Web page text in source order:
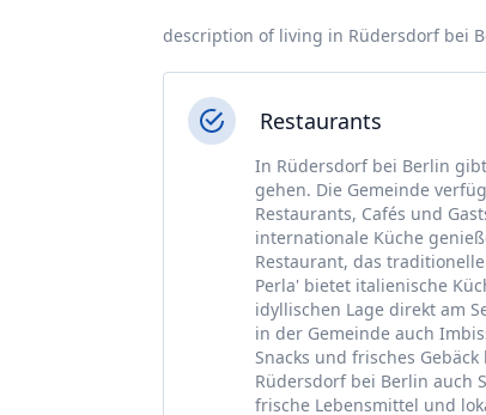
description of living in Rüdersdorf bei
Restaurants
In Rüdersdorf bei Berlin
gehen. Die Gemeinde
Restaurants, Cafés und
internationale Küche
Restaurant, das
Perla' bietet italienische
idyllischen Lage direkt am
in der Gemeinde auch
Snacks und frisches
Rüdersdorf bei Berlin auch
frische Lebensmittel und